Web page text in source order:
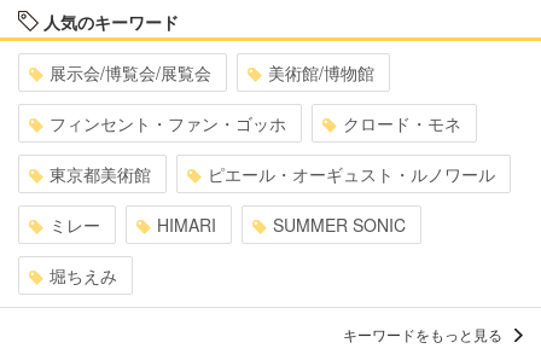
人気のキーワード
展示会/博覧会/展覧会 美術館/博物館
フィンセント・ファン・ゴッホ クロード・モネ
東京都美術館 ピエール・オーギュスト・ルノワール
ミレー HIMARI SUMMER SONIC
堀ちえみ
キーワードをもっと見る